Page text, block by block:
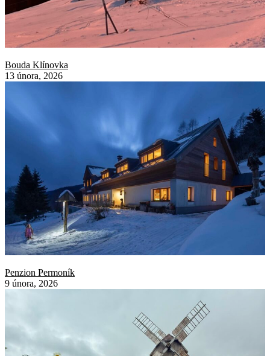
Bouda Klínovka
13 února, 2026
Penzion Permoník
9 února, 2026